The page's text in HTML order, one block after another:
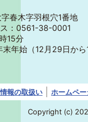
春木字羽根穴1番地
：0561-38-0001
15分
末年始 （12月29日から
報の取扱い ホームペ
Copyright (c)